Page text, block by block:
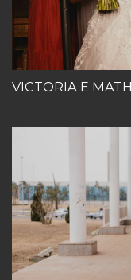
VICTORIA E